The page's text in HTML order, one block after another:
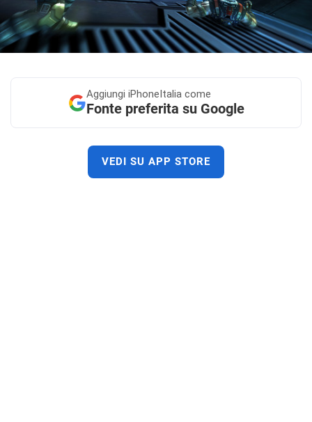
Aggiungi iPhoneItalia come
Fonte preferita su Google
VEDI SU APP STORE